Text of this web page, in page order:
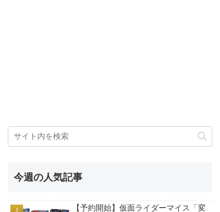
今週の人気記事
【予約開始】仮面ライダーマイス「変